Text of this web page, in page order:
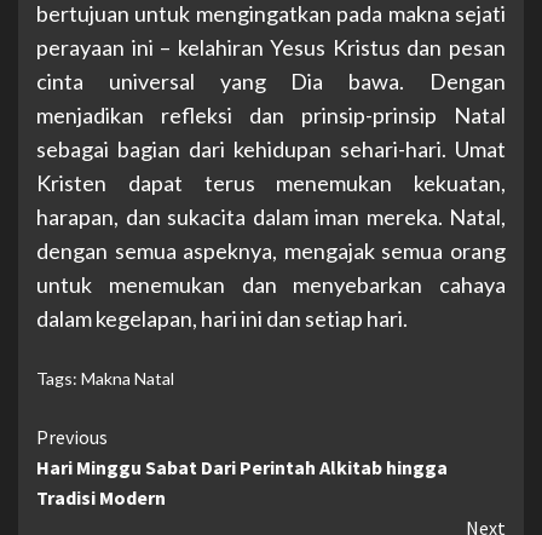
bertujuan untuk mengingatkan pada makna sejati
perayaan ini – kelahiran Yesus Kristus dan pesan
cinta universal yang Dia bawa. Dengan
menjadikan refleksi dan prinsip-prinsip Natal
sebagai bagian dari kehidupan sehari-hari. Umat
Kristen dapat terus menemukan kekuatan,
harapan, dan sukacita dalam iman mereka. Natal,
dengan semua aspeknya, mengajak semua orang
untuk menemukan dan menyebarkan cahaya
dalam kegelapan, hari ini dan setiap hari.
Tags: Makna Natal
Continue
Reading
Previous
Hari Minggu Sabat Dari Perintah Alkitab hingga
Tradisi Modern
Next